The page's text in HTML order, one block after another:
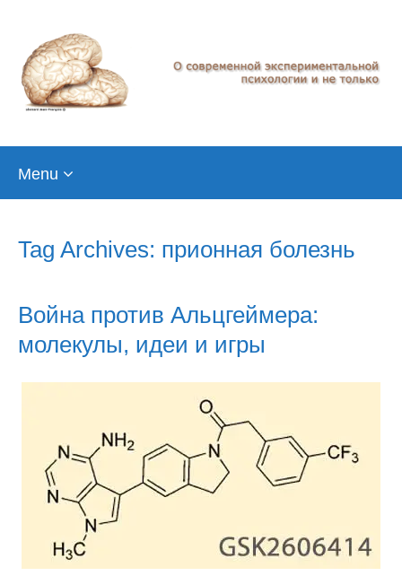
Menu
Tag Archives: прионная болезнь
Война против Альцгеймера:
молекулы, идеи и игры